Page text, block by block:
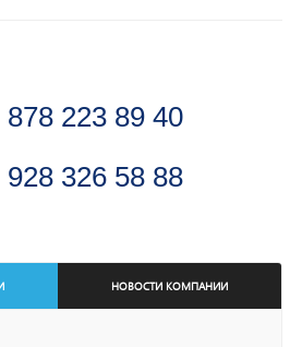
878 223 89 40
928 326 58 88
НОВОСТИ КОМПАНИИ